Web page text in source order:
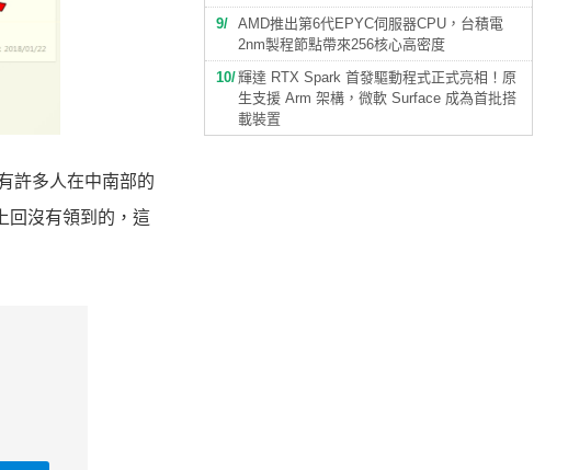
許多人在中南部的
回沒有領到的，這
9
AMD推出第6代EPYC伺服器CPU，台積電
2nm製程節點帶來256核心高密度
10 輝達 RTX Spark 首發驅動程式正式亮相！原
生支援 Arm 架構，微軟 Surface 成為首批搭
載裝置